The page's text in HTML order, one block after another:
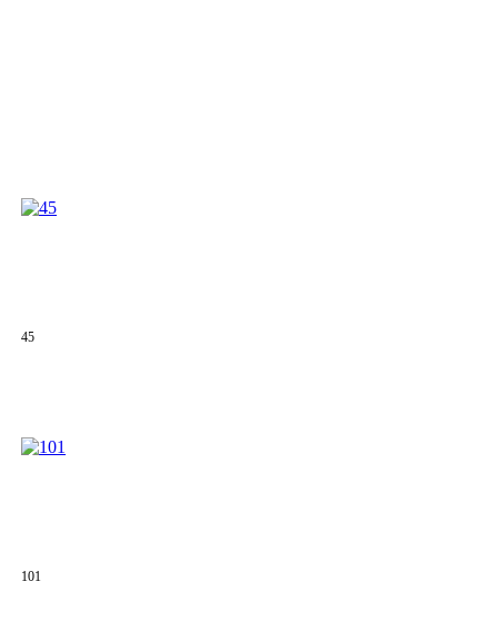
45
101